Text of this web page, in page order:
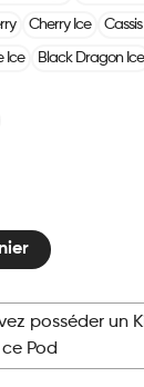
Cherry Ice Cassis
Ice Black Dragon Ice
posséder un
Pod